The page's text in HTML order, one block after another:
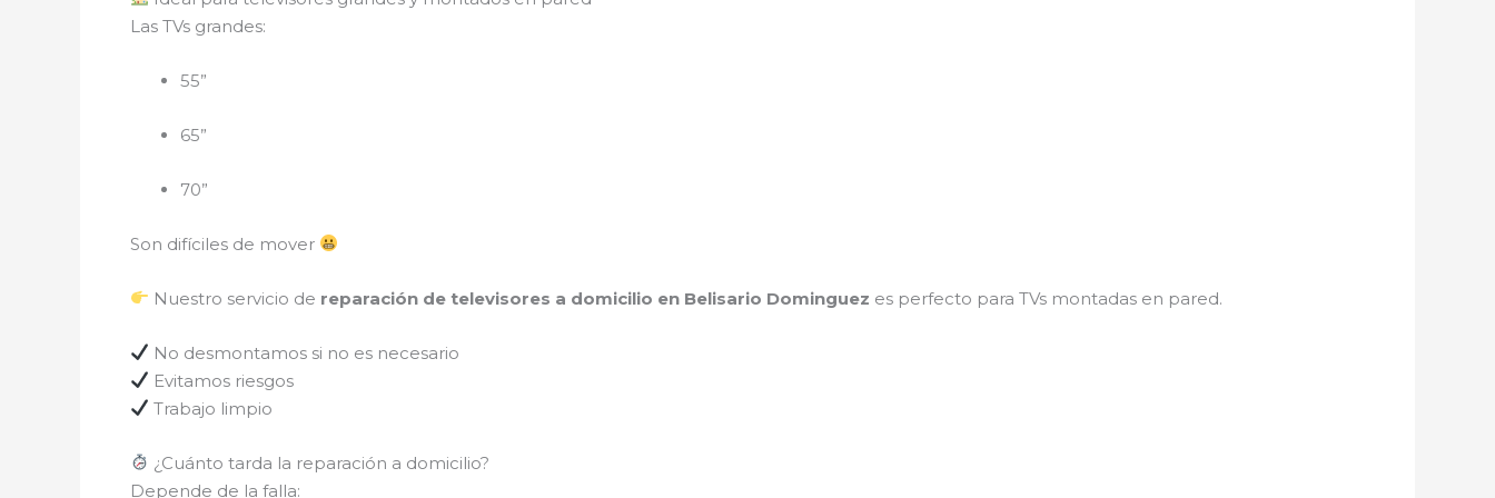
Las TVs grandes:
55”
65”
70”
Son difíciles de mover
Nuestro servicio de reparación de televisores a domicilio en Belisario Dominguez es perfecto para TVs montadas en pared.
No desmontamos si no es necesario
Evitamos riesgos
Trabajo limpio
¿Cuánto tarda la reparación a domicilio?
Depende de la falla: